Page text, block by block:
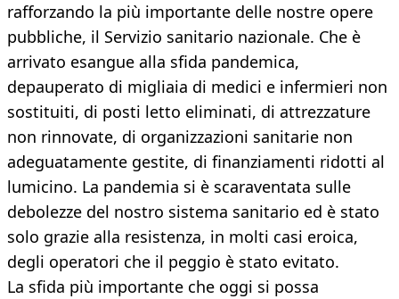
rafforzando la più importante delle nostre opere
pubbliche, il Servizio sanitario nazionale. Che è
arrivato esangue alla sfida pandemica,
depauperato di migliaia di medici e infermieri non
sostituiti, di posti letto eliminati, di attrezzature
non rinnovate, di organizzazioni sanitarie non
adeguatamente gestite, di finanziamenti ridotti al
lumicino. La pandemia si è scaraventata sulle
debolezze del nostro sistema sanitario ed è stato
solo grazie alla resistenza, in molti casi eroica,
degli operatori che il peggio è stato evitato.
La sfida più importante che oggi si possa